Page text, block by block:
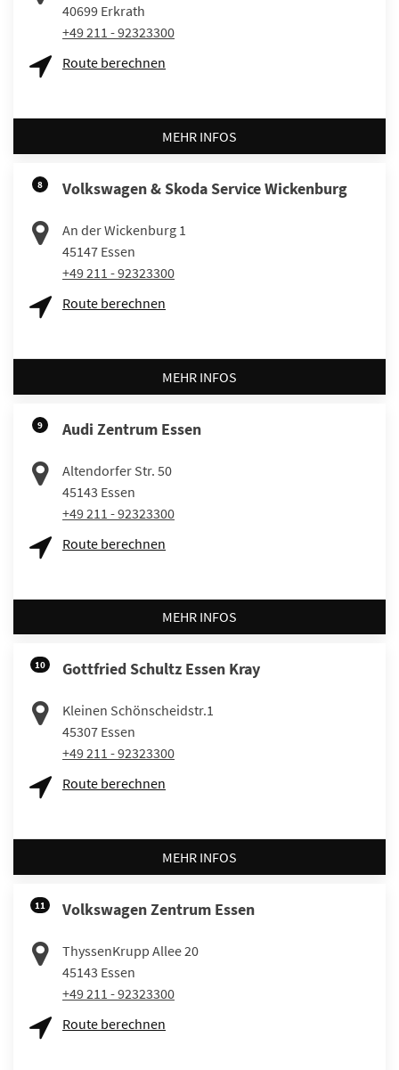
40699 Erkrath
+49 211 - 92323300
Route berechnen
MEHR INFOS
8 Volkswagen & Skoda Service Wickenburg
An der Wickenburg 1
45147 Essen
+49 211 - 92323300
Route berechnen
MEHR INFOS
9 Audi Zentrum Essen
Altendorfer Str. 50
45143 Essen
+49 211 - 92323300
Route berechnen
MEHR INFOS
10 Gottfried Schultz Essen Kray
Kleinen Schönscheidstr.1
45307 Essen
+49 211 - 92323300
Route berechnen
MEHR INFOS
11 Volkswagen Zentrum Essen
ThyssenKrupp Allee 20
45143 Essen
+49 211 - 92323300
Route berechnen